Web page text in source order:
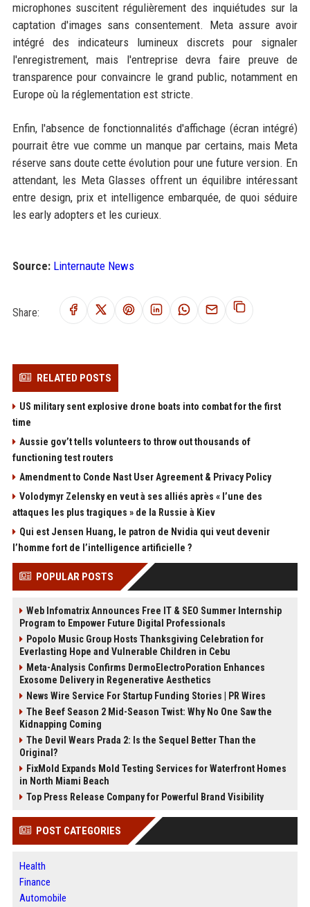
microphones suscitent régulièrement des inquiétudes sur la
captation d'images sans consentement. Meta assure avoir
intégré des indicateurs lumineux discrets pour signaler
l'enregistrement, mais l'entreprise devra faire preuve de
transparence pour convaincre le grand public, notamment en
Europe où la réglementation est stricte.
Enfin, l'absence de fonctionnalités d'affichage (écran intégré)
pourrait être vue comme un manque par certains, mais Meta
réserve sans doute cette évolution pour une future version. En
attendant, les Meta Glasses offrent un équilibre intéressant
entre design, prix et intelligence embarquée, de quoi séduire
les early adopters et les curieux.
Source: Linternaute News
Share:
RELATED POSTS
US military sent explosive drone boats into combat for the first
time
Aussie gov’t tells volunteers to throw out thousands of
functioning test routers
Amendment to Conde Nast User Agreement & Privacy Policy
Volodymyr Zelensky en veut à ses alliés après « l’une des
attaques les plus tragiques » de la Russie à Kiev
Qui est Jensen Huang, le patron de Nvidia qui veut devenir
l’homme fort de l’intelligence artificielle ?
POPULAR POSTS
Web Infomatrix Announces Free IT & SEO Summer Internship
Program to Empower Future Digital Professionals
Popolo Music Group Hosts Thanksgiving Celebration for
Everlasting Hope and Vulnerable Children in Cebu
Meta-Analysis Confirms DermoElectroPoration Enhances
Exosome Delivery in Regenerative Aesthetics
News Wire Service For Startup Funding Stories | PR Wires
The Beef Season 2 Mid-Season Twist: Why No One Saw the
Kidnapping Coming
The Devil Wears Prada 2: Is the Sequel Better Than the
Original?
FixMold Expands Mold Testing Services for Waterfront Homes
in North Miami Beach
Top Press Release Company for Powerful Brand Visibility
POST CATEGORIES
Health
Finance
Automobile